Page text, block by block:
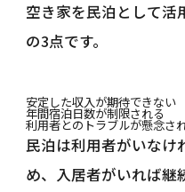
空き家を民泊として活
の3点です。
安定した収入が期待できない
年間宿泊日数が制限される
利用者とのトラブルが懸念さ
民泊は利用者がいなけ
め、入居者がいれば継